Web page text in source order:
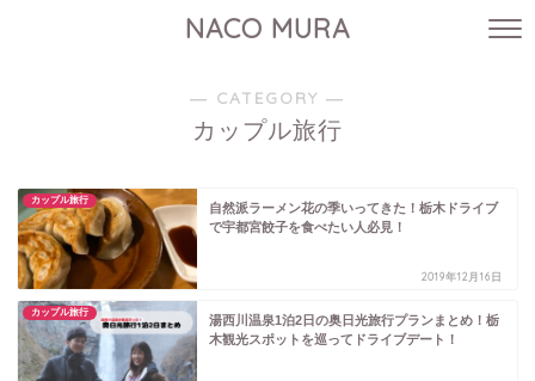
NACO MURA
― CATEGORY ―
カップル旅行
カップル旅行
自然派ラーメン花の季いってきた！栃木ドライブ
で宇都宮餃子を食べたい人必見！
2019年12月16日
カップル旅行
湯西川温泉1泊2日の奥日光旅行プランまとめ！栃
木観光スポットを巡ってドライブデート！